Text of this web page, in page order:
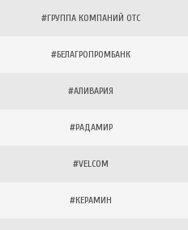
#ГРУППА КОМПАНИЙ ОТС
#БЕЛАГРОПРОМБАНК
#АЛИВАРИЯ
#РАДАМИР
#VELCOM
#КЕРАМИН